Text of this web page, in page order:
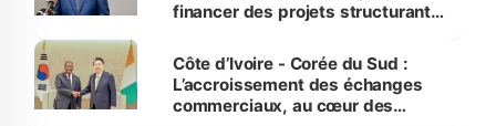
financer des projets structurants
Côte d’Ivoire - Corée du Sud :
L’accroissement des échanges
commerciaux, au cœur des